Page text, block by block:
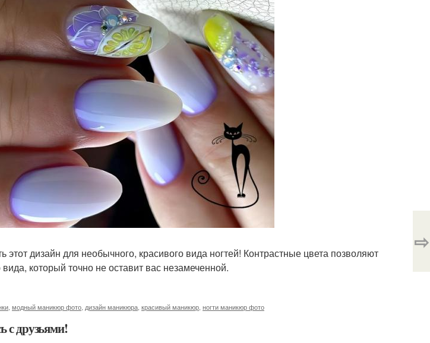
дизайн для необычного, красивого вида ногтей! Контрастные цвета позволяют
который точно не оставит вас незамеченной.
модный маникюр фото дизайн маникюра красивый маникюр ногти маникюр фото
с друзьями!
⇨